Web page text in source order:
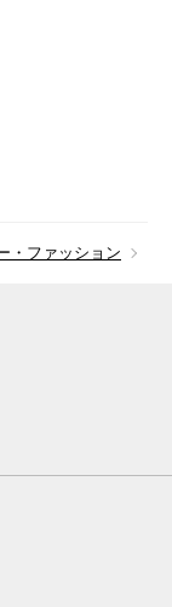
・ファッション